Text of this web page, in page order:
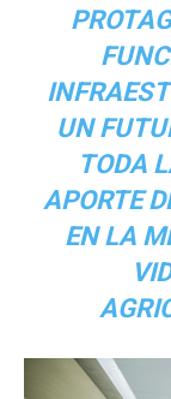
UN
TODA
APORTE
EN LA